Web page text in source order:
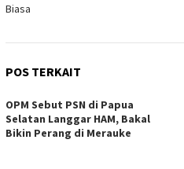
Biasa
POS TERKAIT
OPM Sebut PSN di Papua
Selatan Langgar HAM, Bakal
Bikin Perang di Merauke